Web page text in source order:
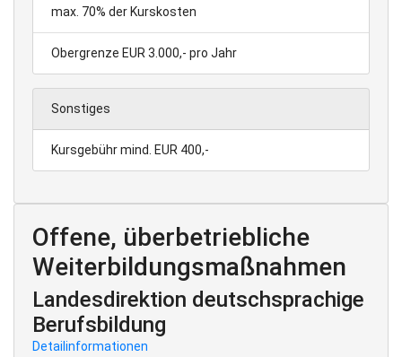
max. 70% der Kurskosten
Obergrenze EUR 3.000,- pro Jahr
Sonstiges
Kursgebühr mind. EUR 400,-
Offene, überbetriebliche
Weiterbildungsmaßnahmen
Landesdirektion deutschsprachige
Berufsbildung
Detailinformationen